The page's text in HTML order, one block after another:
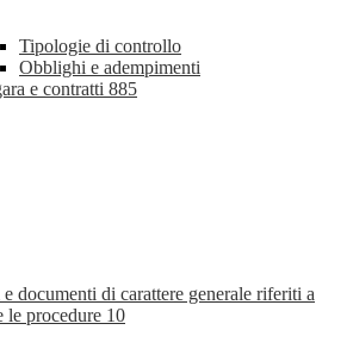
Tipologie di controllo
Obblighi e adempimenti
e contratti 885
documenti di carattere generale riferiti a
le procedure 10